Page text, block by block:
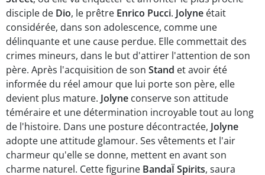
disciple de Dio, le prêtre Enrico Pucci. Jolyne était
considérée, dans son adolescence, comme une
délinquante et une cause perdue. Elle commettait des
crimes mineurs, dans le but d'attirer l'attention de son
père. Après l'acquisition de son Stand et avoir été
informée du réel amour que lui porte son père, elle
devient plus mature. Jolyne conserve son attitude
téméraire et une détermination incroyable tout au long
de l'histoire. Dans une posture décontractée, Jolyne
adopte une attitude glamour. Ses vêtements et l'air
charmeur qu'elle se donne, mettent en avant son
charme naturel. Cette figurine BandaÏ Spirits, saura